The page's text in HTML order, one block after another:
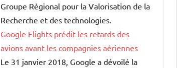
Groupe Régional pour la Valorisation de la
Recherche et des technologies.
Google Flights prédit les retards des
avions avant les compagnies aériennes
Le 31 janvier 2018, Google a dévoilé la